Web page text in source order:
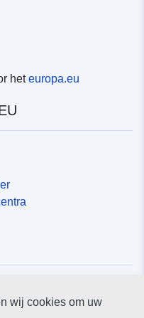
heteuropa.eu
wij cookies om uw